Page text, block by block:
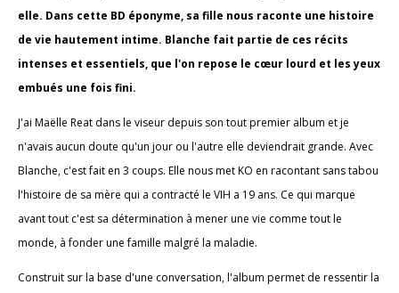
elle. Dans cette BD éponyme, sa fille nous raconte une histoire
de vie hautement intime. Blanche fait partie de ces récits
intenses et essentiels, que l'on repose le cœur lourd et les yeux
embués une fois fini.
J'ai Maëlle Reat dans le viseur depuis son tout premier album et je
n'avais aucun doute qu'un jour ou l'autre elle deviendrait grande. Avec
Blanche, c'est fait en 3 coups. Elle nous met KO en racontant sans tabou
l'histoire de sa mère qui a contracté le VIH a 19 ans. Ce qui marque
avant tout c'est sa détermination à mener une vie comme tout le
monde, à fonder une famille malgré la maladie.
Construit sur la base d'une conversation, l'album permet de ressentir la